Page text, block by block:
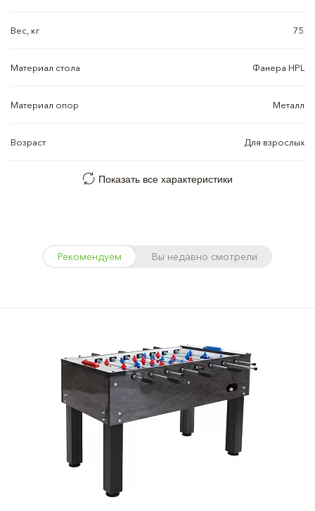
Вес, кг 75
Материал стола Фанера HPL
Материал опор Металл
Возраст Для взрослых
Показать все характеристики
Рекомендуем Вы недавно смотрели